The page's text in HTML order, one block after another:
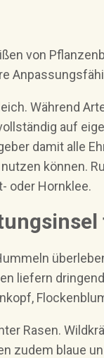
von
Während
auf
damit alle
können.
oder Hornklee.
liefern
Rasen.
zudem blaue